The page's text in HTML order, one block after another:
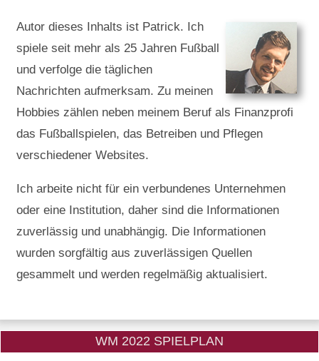
Autor dieses Inhalts ist Patrick. Ich
spiele seit mehr als 25 Jahren Fußball
und verfolge die täglichen
Nachrichten aufmerksam. Zu meinen
Hobbies zählen neben meinem Beruf als Finanzprofi
das Fußballspielen, das Betreiben und Pflegen
verschiedener Websites.
Ich arbeite nicht für ein verbundenes Unternehmen
oder eine Institution, daher sind die Informationen
zuverlässig und unabhängig. Die Informationen
wurden sorgfältig aus zuverlässigen Quellen
gesammelt und werden regelmäßig aktualisiert.
WM 2022 SPIELPLAN